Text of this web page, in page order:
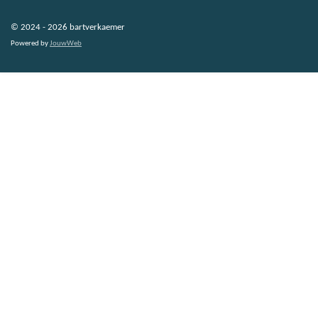
© 2024 - 2026 bartverkaemer
Powered byJouwWeb